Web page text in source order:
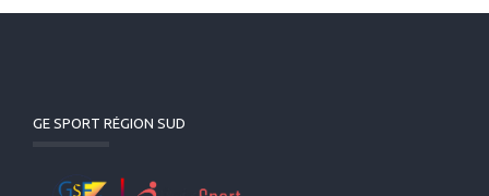
GE SPORT RÉGION SUD